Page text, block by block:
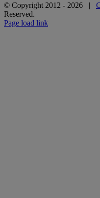
© Copyright 2012 - 2026 |
Reserved.
Page load link